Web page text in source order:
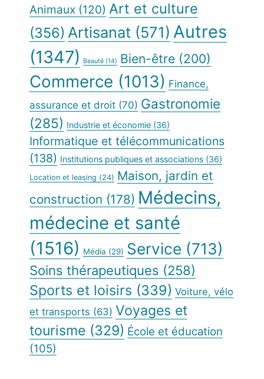
Animaux (120) Art et culture
(356) Artisanat (571) Autres
(1347)
Beauté (14) Bien-être (200)
Commerce (1013) Finance,
assurance et droit (70) Gastronomie
(285) Industrie et économie (36)
Informatique et télécommunications
(138) Institutions publiques et associations (36)
Location et leasing (24) Maison, jardin et
construction (178) Médecins,
médecine et santé
(1516) Média (29) Service (713)
Soins thérapeutiques (258)
Sports et loisirs (339) Voiture, vélo
et transports (63) Voyages et
tourisme (329) École et éducation
(105)